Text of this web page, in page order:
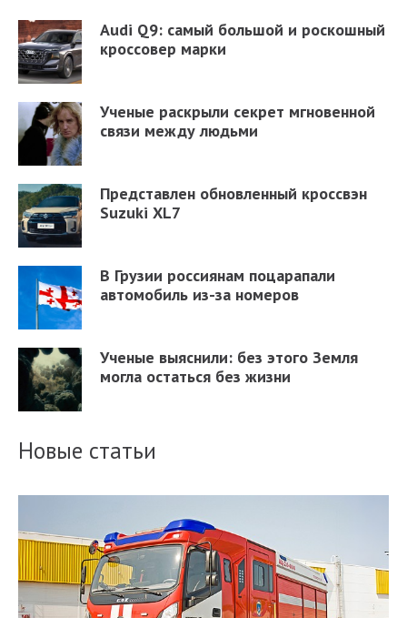
Audi Q9: самый большой и роскошный
кроссовер марки
Ученые раскрыли секрет мгновенной
связи между людьми
Представлен обновленный кроссвэн
Suzuki XL7
В Грузии россиянам поцарапали
автомобиль из-за номеров
Ученые выяснили: без этого Земля
могла остаться без жизни
Новые статьи